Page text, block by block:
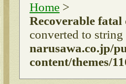
Home >
Recoverable
converted to
narusawa.co.jp/
content/themes/